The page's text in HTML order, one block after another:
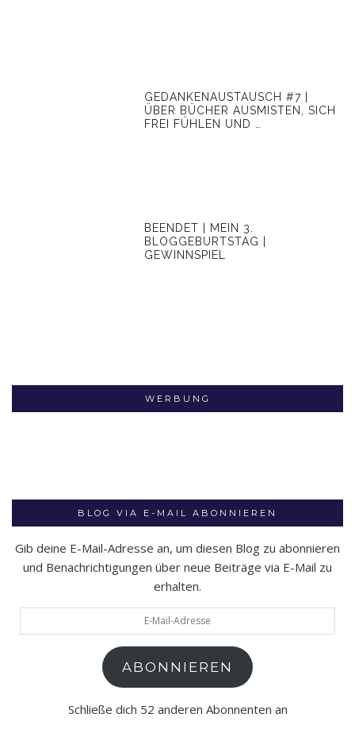
GEDANKENAUSTAUSCH #7 |
ÜBER BÜCHER AUSMISTEN, SICH
FREI FÜHLEN UND …
BEENDET | MEIN 3.
BLOGGEBURTSTAG |
GEWINNSPIEL
WERBUNG
BLOG VIA E-MAIL ABONNIEREN
Gib deine E-Mail-Adresse an, um diesen Blog zu abonnieren
und Benachrichtigungen über neue Beiträge via E-Mail zu
erhalten.
Mail-
ABONNIEREN
Schließe dich 52 anderen Abonnenten an